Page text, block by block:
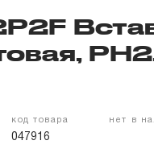
код товара
047916
нет в